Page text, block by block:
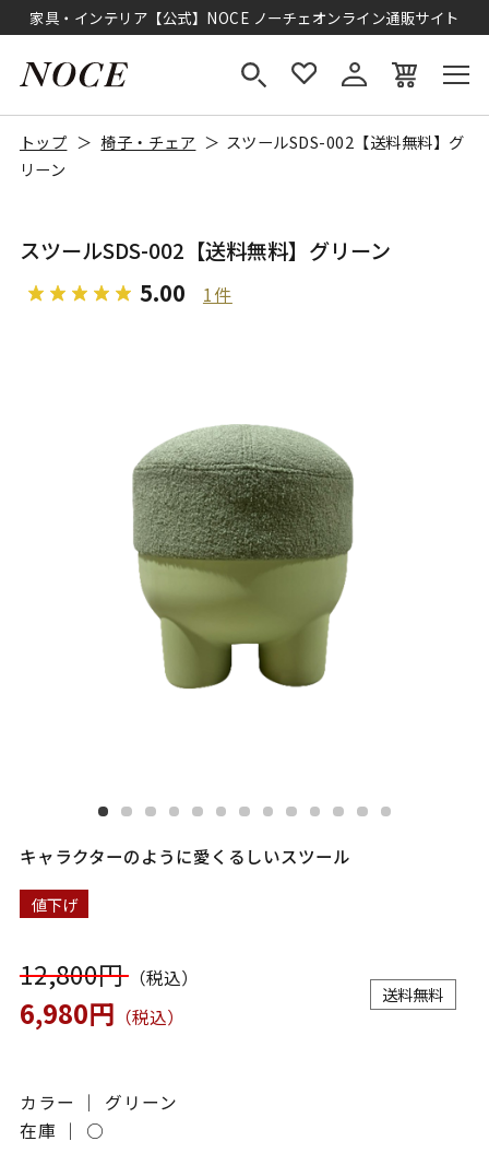
家具・インテリア【公式】NOCE ノーチェオンライン通販サイト
トップ 椅子・チェア
スツールSDS-002【送料無料】グ
リーン
スツールSDS-002【送料無料】グリーン
5.00 1件
キャラクターのように愛くるしいスツール
値下げ
12,800円（税込）
6,980円 （税込）
送料無料
カラー ｜ グリーン
在庫 ｜ ○